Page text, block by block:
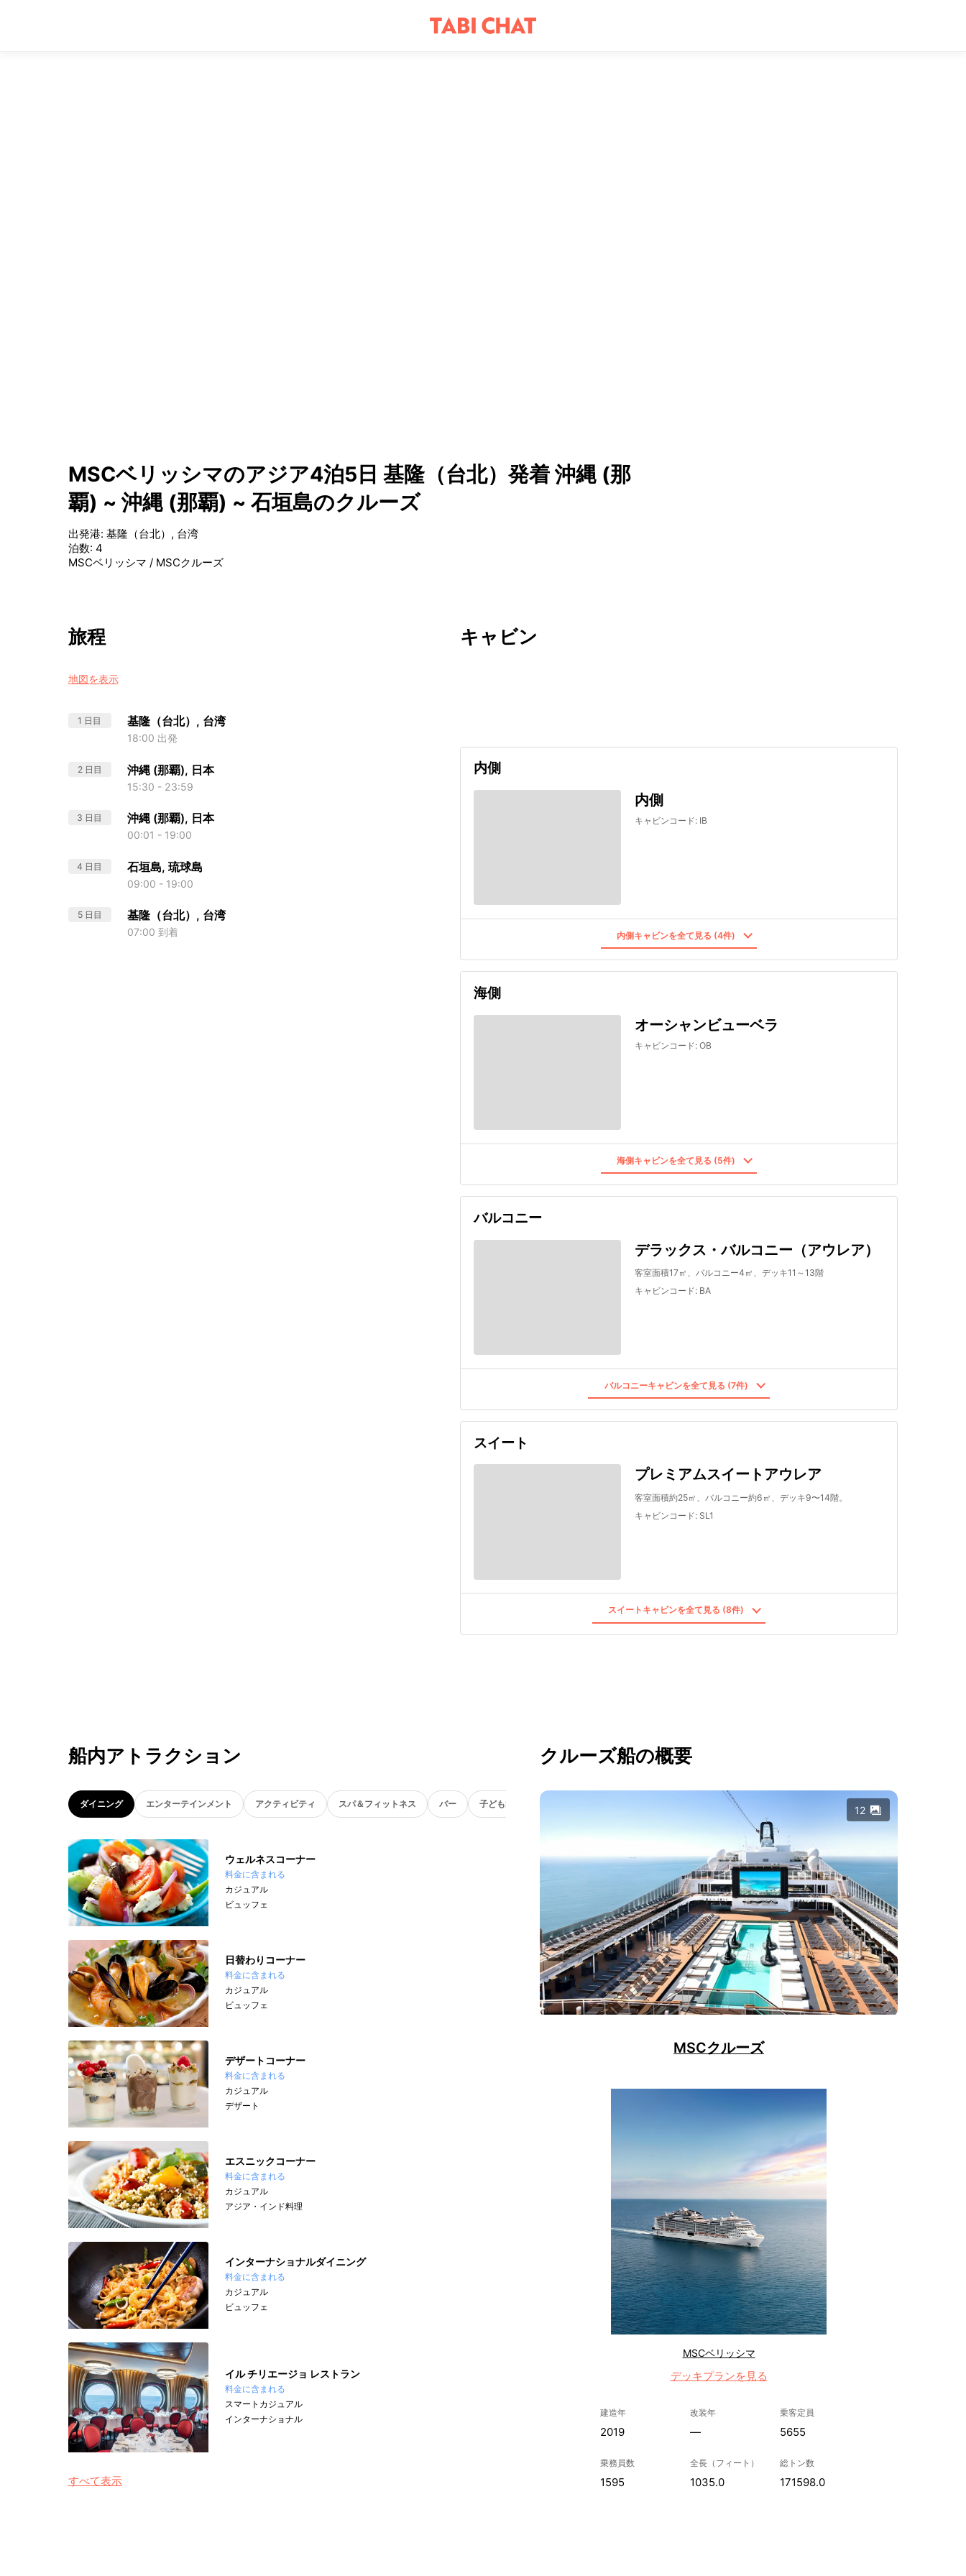
MSCベリッシマのアジア4泊5日 基隆（台北）発着 沖縄 (那
覇) ~ 沖縄 (那覇) ~ 石垣島のクルーズ
出発港: 基隆（台北）, 台湾
泊数: 4
MSCベリッシマ / MSCクルーズ
旅程
地図を表示
1 日目 基隆（台北）, 台湾
18:00 出発
2 日目 沖縄 (那覇), 日本
15:30 - 23:59
3 日目 沖縄 (那覇), 日本
00:01 - 19:00
4 日目 石垣島, 琉球島
09:00 - 19:00
5 日目 基隆（台北）, 台湾
07:00 到着
キャビン
内側
内側
キャビンコード: IB
内側キャビンを全て見る (4件)
海側
オーシャンビューベラ
キャビンコード: OB
海側キャビンを全て見る (5件)
バルコニー
デラックス・バルコニー（アウレア）
客室面積17㎡、バルコニー4㎡、デッキ11～13階
キャビンコード: BA
バルコニーキャビンを全て見る (7件)
スイート
プレミアムスイートアウレア
客室面積約25㎡、バルコニー約6㎡、デッキ9〜14階。
キャビンコード: SL1
スイートキャビンを全て見る (8件)
船内アトラクション
ダイニング エンターテインメント アクティビティ スパ＆フィットネス バー 子ども向け
ウェルネスコーナー
料金に含まれる
カジュアル
ビュッフェ
日替わりコーナー
料金に含まれる
カジュアル
ビュッフェ
デザートコーナー
料金に含まれる
カジュアル
デザート
エスニックコーナー
料金に含まれる
カジュアル
アジア・インド料理
インターナショナルダイニング
料金に含まれる
カジュアル
ビュッフェ
イル チリエージョ レストラン
料金に含まれる
スマートカジュアル
インターナショナル
すべて表示
クルーズ船の概要
12
MSCクルーズ
MSCベリッシマ
デッキプランを見る
建造年
2019
改装年
—
乗客定員
5655
乗務員数
1595
全長（フィート）
1035.0
総トン数
171598.0